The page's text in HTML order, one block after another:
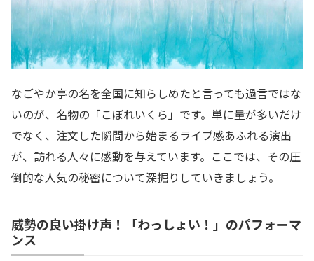
なごやか亭の名を全国に知らしめたと言っても過言ではな
いのが、名物の「こぼれいくら」です。単に量が多いだけ
でなく、注文した瞬間から始まるライブ感あふれる演出
が、訪れる人々に感動を与えています。ここでは、その圧
倒的な人気の秘密について深掘りしていきましょう。
威勢の良い掛け声！「わっしょい！」のパフォーマ
ンス